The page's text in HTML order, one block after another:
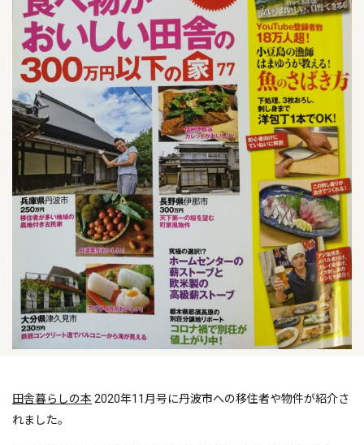
田舎暮らしの本 2020年11月号に丹波市への移住者や物件が紹介さ
れました。